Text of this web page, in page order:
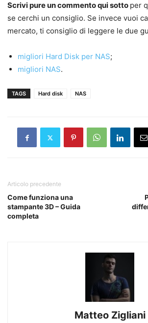
Scrivi pure un commento qui sotto per
se cerchi un consiglio. Se invece vuoi
mercato, ti consiglio di leggere le due
migliori Hard Disk per NAS;
migliori NAS.
TAGS Hard disk NAS
Articolo precedente
Come funziona una
stampante 3D – Guida
completa
Matteo Zigliani